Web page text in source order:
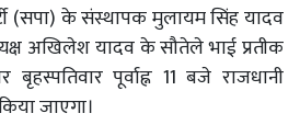
(सपा) के संस्थापक मुलायम सिंह यादव
अखिलेश यादव के सौतेले भाई प्रतीक
पूर्वाह्न 11 बजे राजधानी
जाएगा।